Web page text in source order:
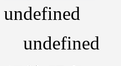
undefined
undefined